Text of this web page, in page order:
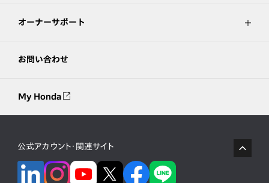
オーナーサポート
お問い合わせ
My Honda
公式アカウント・関連サイト